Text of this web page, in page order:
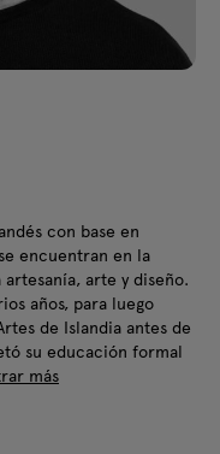
con base en
encuentran en la
arte y diseño.
años, para luego
de Islandia antes de
su educación formal
más